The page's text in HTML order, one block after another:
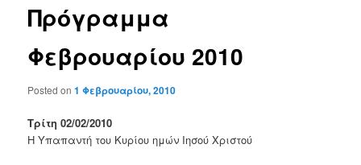
Πρόγραμμα
Φεβρουαρίου 2010
Posted on1 Φεβρουαρίου, 2010
Τρίτη 02/02/2010
Η Υπαπαντή του Κυρίου ημών Ιησού Χριστού